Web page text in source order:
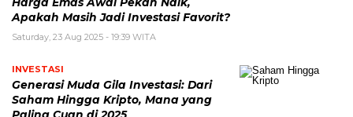
Harga Emas Awal Pekan Naik,
Apakah Masih Jadi Investasi Favorit?
Saturday, 23 Aug 2025 - 19:39 WITA
INVESTASI
Generasi Muda Gila Investasi: Dari
Saham Hingga Kripto, Mana yang